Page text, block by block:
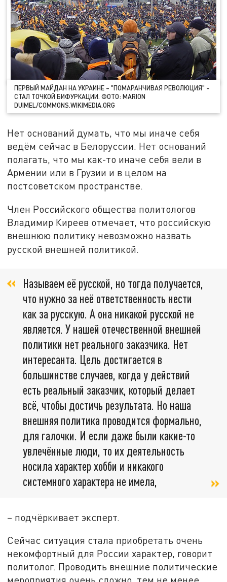
ПЕРВЫЙ МАЙДАН НА УКРАИНЕ – "ПОМАРАНЧИВАЯ РЕВОЛЮЦИЯ" –
СТАЛ ТОЧКОЙ БИФУРКАЦИИ. ФОТО: MARION
DUIMEL/COMMONS.WIKIMEDIA.ORG
Нет оснований думать, что мы иначе себя
ведём сейчас в Белоруссии. Нет оснований
полагать, что мы как-то иначе себя вели в
Армении или в Грузии и в целом на
постсоветском пространстве.
Член Российского общества политологов
Владимир Киреев отмечает, что российскую
внешнюю политику невозможно назвать
русской внешней политикой.
Называем её русской, но тогда получается,
что нужно за неё ответственность нести
как за русскую. А она никакой русской не
является. У нашей отечественной внешней
политики нет реального заказчика. Нет
интересанта. Цель достигается в
большинстве случаев, когда у действий
есть реальный заказчик, который делает
всё, чтобы достичь результата. Но наша
внешняя политика проводится формально,
для галочки. И если даже были какие-то
увлечённые люди, то их деятельность
носила характер хобби и никакого
системного характера не имела,
– подчёркивает эксперт.
Сейчас ситуация стала приобретать очень
некомфортный для России характер, говорит
политолог. Проводить внешние политические